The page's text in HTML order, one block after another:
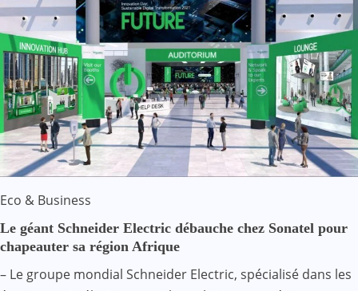
Eco & Business
Le géant Schneider Electric débauche chez Sonatel pour
chapeauter sa région Afrique
– Le groupe mondial Schneider Electric, spécialisé dans les